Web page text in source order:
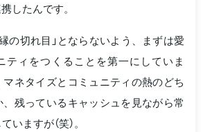
したんです。
の切れ目」とならないよう、まずは愛
ティをつくることを第一にしていま
ネタイズとコミュニティの熱のどち
、残っているキャッシュを見ながら常
ますが（笑）。